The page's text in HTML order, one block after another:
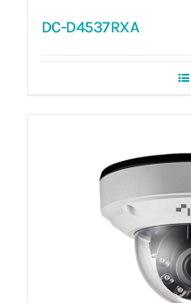
DC-D4537RXA